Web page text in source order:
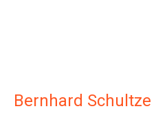
Bernhard Schultze